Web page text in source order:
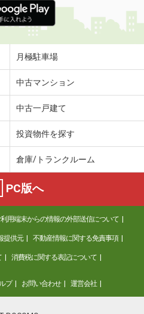
月極駐車場
中古マンション
中古一戸建て
投資物件を探す
倉庫/トランクルーム
PC版へ
用端末からの情報の外部送信について
提供元 不動産情報に関する免責事項
消費税に関する表記について
プ お問い合わせ 運営会社